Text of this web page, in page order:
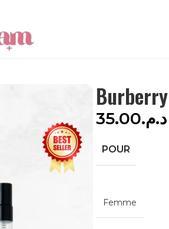
د.م.35.00
POUR
Femme